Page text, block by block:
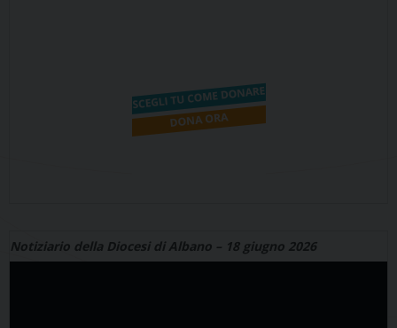
Notiziario della Diocesi di Albano – 18 giugno 2026